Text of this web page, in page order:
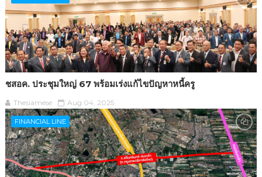
ชสอค. ประชุมใหญ่ 67 พร้อมเร่งแก้ไขปัญหาหนี้ครู
Thesiamese Aug 04, 2025
FINANCIAL LINE